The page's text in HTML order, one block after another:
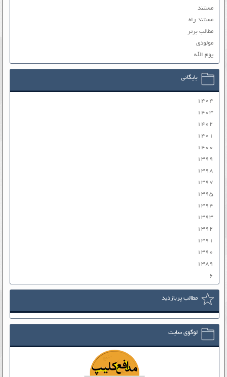
مستند
مستند راه
مطالب برتر
مولودی
یوم الله
بایگانی
۱۴۰۴
۱۴۰۳
۱۴۰۲
۱۴۰۱
۱۴۰۰
۱۳۹۹
۱۳۹۸
۱۳۹۷
۱۳۹۵
۱۳۹۴
۱۳۹۳
۱۳۹۲
۱۳۹۱
۱۳۹۰
۱۳۸۹
۶
مطالب پربازدید
لوگوی سایت